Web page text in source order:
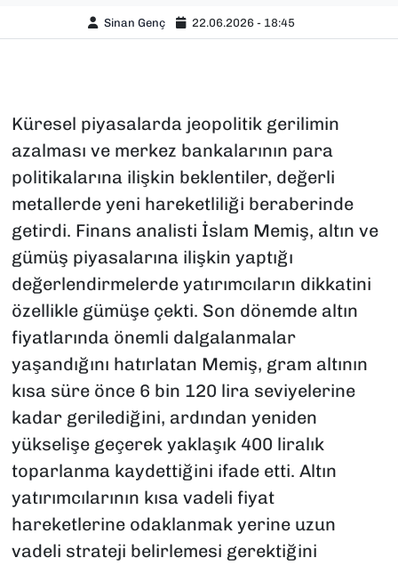
Sinan Genç 22.06.2026 - 18:45
Küresel piyasalarda jeopolitik gerilimin
azalması ve merkez bankalarının para
politikalarına ilişkin beklentiler, değerli
metallerde yeni hareketliliği beraberinde
getirdi. Finans analisti İslam Memiş, altın ve
gümüş piyasalarına ilişkin yaptığı
değerlendirmelerde yatırımcıların dikkatini
özellikle gümüşe çekti. Son dönemde altın
fiyatlarında önemli dalgalanmalar
yaşandığını hatırlatan Memiş, gram altının
kısa süre önce 6 bin 120 lira seviyelerine
kadar gerilediğini, ardından yeniden
yükselişe geçerek yaklaşık 400 liralık
toparlanma kaydettiğini ifade etti. Altın
yatırımcılarının kısa vadeli fiyat
hareketlerine odaklanmak yerine uzun
vadeli strateji belirlemesi gerektiğini